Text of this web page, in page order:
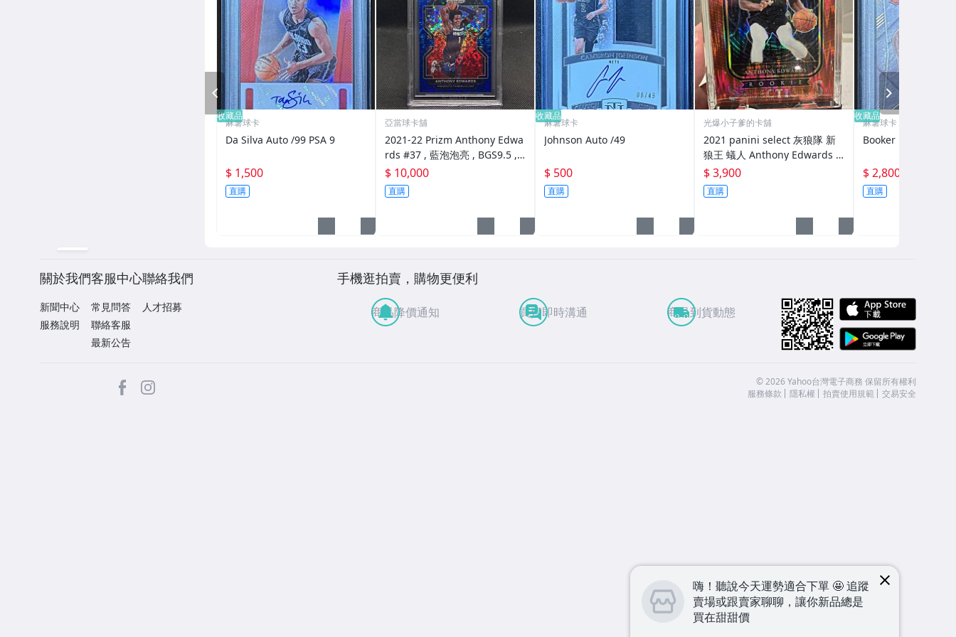
收藏品
麻薯球卡
Da Silva Auto /99 PSA 9
$ 1,500
直購
亞當球卡舖
2021-22 Prizm Anthony Edwa
rds #37 , 藍泡泡亮 , BGS9.5 ,
限量124/150
$ 10,000
直購
收藏品
麻薯球卡
Johnson Auto /49
$ 500
直購
光爆小子爹的卡舖
2021 panini select 灰狼隊 新
狼王 蟻人 Anthony Edwards S
elect Number Red Ice 經典RC
$ 3,900
直購
收藏品
麻薯球卡
Booker RC PSA 10
$ 2,800
直購
PREV
關於我們
新聞中心
服務說明
客服中心
常見問答
聯絡客服
最新公告
聯絡我們
人才招募
手機逛拍賣，購物更便利
商品降價通知 買賣即時溝通 商品到貨動態
facebook ©2026 Yahoo台灣電子商務 保留所有權利
服務條款
隱私權 拍賣使用規範 交易安全